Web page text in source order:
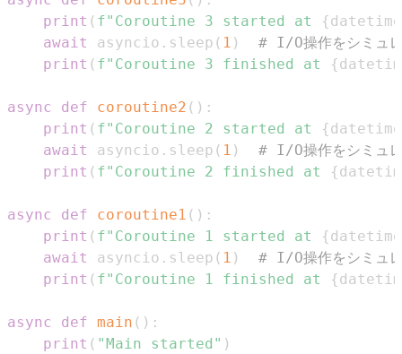
print ( f"Coroutine 3 started at {datetime
await
asyncio . sleep ( 1 )
# I/O操作をシミュ
print ( f"Coroutine 3 finished at {
async def coroutine2 ( ) :
print ( f"Coroutine 2 started at {datetime
await
asyncio . sleep ( 1 )
# I/O操作をシミュ
print ( f"Coroutine 2 finished at {
async def coroutine1 ( ) :
print ( f"Coroutine 1 started at {datetime
await
asyncio . sleep ( 1 )
# I/O操作をシミュ
print ( f"Coroutine 1 finished at {
async def main ( ) :
print ( "Main started" )